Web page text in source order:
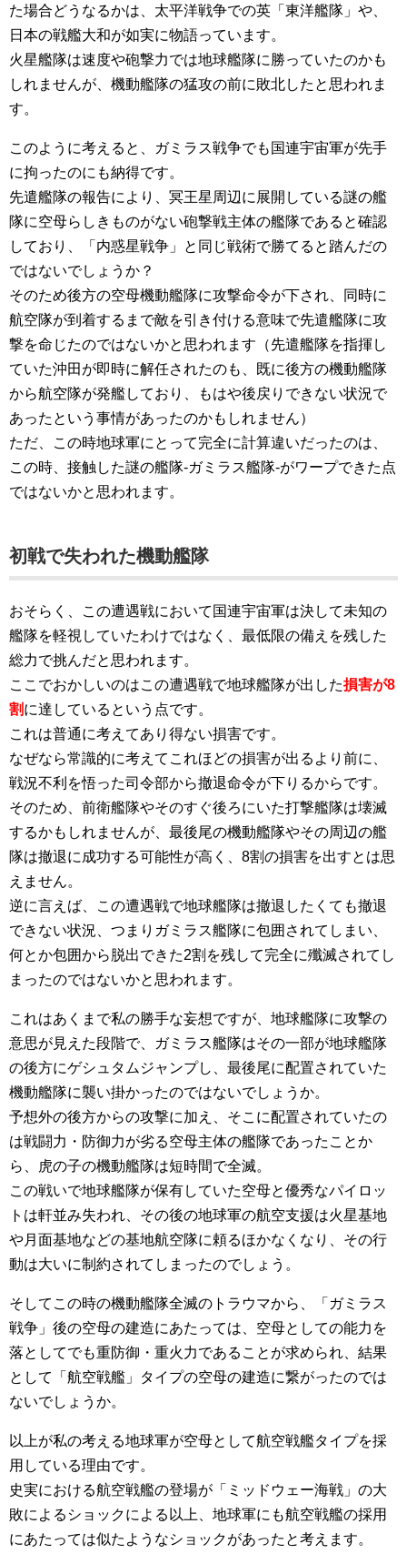
た場合どうなるかは、太平洋戦争での英「東洋艦隊」や、
日本の戦艦大和が如実に物語っています。
火星艦隊は速度や砲撃力では地球艦隊に勝っていたのかも
しれませんが、機動艦隊の猛攻の前に敗北したと思われま
す。
このように考えると、ガミラス戦争でも国連宇宙軍が先手
に拘ったのにも納得です。
先遣艦隊の報告により、冥王星周辺に展開している謎の艦
隊に空母らしきものがない砲撃戦主体の艦隊であると確認
しており、「内惑星戦争」と同じ戦術で勝てると踏んだの
ではないでしょうか？
そのため後方の空母機動艦隊に攻撃命令が下され、同時に
航空隊が到着するまで敵を引き付ける意味で先遣艦隊に攻
撃を命じたのではないかと思われます（先遣艦隊を指揮し
ていた沖田が即時に解任されたのも、既に後方の機動艦隊
から航空隊が発艦しており、もはや後戻りできない状況で
あったという事情があったのかもしれません）
ただ、この時地球軍にとって完全に計算違いだったのは、
この時、接触した謎の艦隊‐ガミラス艦隊‐がワープできた点
ではないかと思われます。
初戦で失われた機動艦隊
おそらく、この遭遇戦において国連宇宙軍は決して未知の
艦隊を軽視していたわけではなく、最低限の備えを残した
総力で挑んだと思われます。
ここでおかしいのはこの遭遇戦で地球艦隊が出した損害が8
割に達しているという点です。
これは普通に考えてあり得ない損害です。
なぜなら常識的に考えてこれほどの損害が出るより前に、
戦況不利を悟った司令部から撤退命令が下りるからです。
そのため、前衛艦隊やそのすぐ後ろにいた打撃艦隊は壊滅
するかもしれませんが、最後尾の機動艦隊やその周辺の艦
隊は撤退に成功する可能性が高く、8割の損害を出すとは思
えません。
逆に言えば、この遭遇戦で地球艦隊は撤退したくても撤退
できない状況、つまりガミラス艦隊に包囲されてしまい、
何とか包囲から脱出できた2割を残して完全に殲滅されてし
まったのではないかと思われます。
これはあくまで私の勝手な妄想ですが、地球艦隊に攻撃の
意思が見えた段階で、ガミラス艦隊はその一部が地球艦隊
の後方にゲシュタムジャンプし、最後尾に配置されていた
機動艦隊に襲い掛かったのではないでしょうか。
予想外の後方からの攻撃に加え、そこに配置されていたの
は戦闘力・防御力が劣る空母主体の艦隊であったことか
ら、虎の子の機動艦隊は短時間で全滅。
この戦いで地球艦隊が保有していた空母と優秀なパイロッ
トは軒並み失われ、その後の地球軍の航空支援は火星基地
や月面基地などの基地航空隊に頼るほかなくなり、その行
動は大いに制約されてしまったのでしょう。
そしてこの時の機動艦隊全滅のトラウマから、「ガミラス
戦争」後の空母の建造にあたっては、空母としての能力を
落としてでも重防御・重火力であることが求められ、結果
として「航空戦艦」タイプの空母の建造に繋がったのでは
ないでしょうか。
以上が私の考える地球軍が空母として航空戦艦タイプを採
用している理由です。
史実における航空戦艦の登場が「ミッドウェー海戦」の大
敗によるショックによる以上、地球軍にも航空戦艦の採用
にあたっては似たようなショックがあったと考えます。